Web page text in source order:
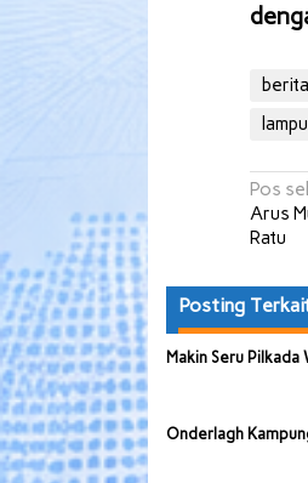
pos
Pos
Arus
Ratu
Posting
Makin Seru
Onderlagh